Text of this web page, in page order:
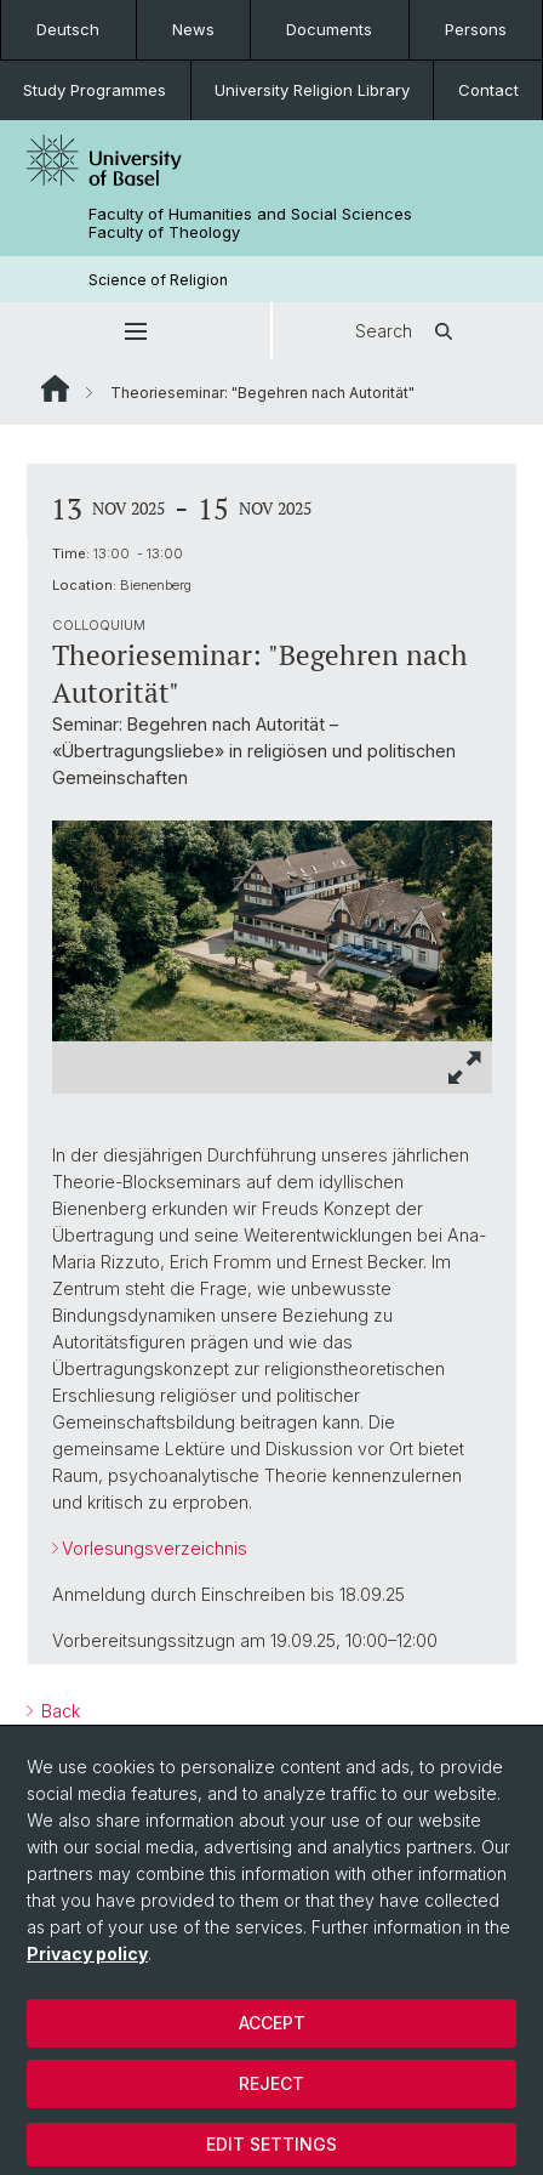
Deutsch News Documents Persons
Study Programmes University Religion Library Contact
Faculty of Humanities and Social Sciences
Faculty of Theology
Science of Religion
Search
Theorieseminar: "Begehren nach Autorität"
13 NOV 2025 - 15 NOV 2025
Time: 13:00 - 13:00
Location: Bienenberg
COLLOQUIUM
Theorieseminar: "Begehren nach
Autorität"
Seminar: Begehren nach Autorität –
«Übertragungsliebe» in religiösen und politischen
Gemeinschaften
In der diesjährigen Durchführung unseres jährlichen
Theorie-Blockseminars auf dem idyllischen
Bienenberg erkunden wir Freuds Konzept der
Übertragung und seine Weiterentwicklungen bei Ana-
Maria Rizzuto, Erich Fromm und Ernest Becker. Im
Zentrum steht die Frage, wie unbewusste
Bindungsdynamiken unsere Beziehung zu
Autoritätsfiguren prägen und wie das
Übertragungskonzept zur religionstheoretischen
Erschliesung religiöser und politischer
Gemeinschaftsbildung beitragen kann. Die
gemeinsame Lektüre und Diskussion vor Ort bietet
Raum, psychoanalytische Theorie kennenzulernen
und kritisch zu erproben.
Vorlesungsverzeichnis
Anmeldung durch Einschreiben bis 18.09.25
Vorbereitsungssitzugn am 19.09.25, 10:00–12:00
Back
© University of Basel
Privacy Policy
Faculty of Humanities and Social Sciences
We use cookies to personalize content and ads, to provide
social media features, and to analyze traffic to our website.
We also share information about your use of our website
with our social media, advertising and analytics partners. Our
partners may combine this information with other information
that you have provided to them or that they have collected
as part of your use of the services. Further information in the
Privacy policy.
EDIT SETTINGS
REJECT
ACCEPT